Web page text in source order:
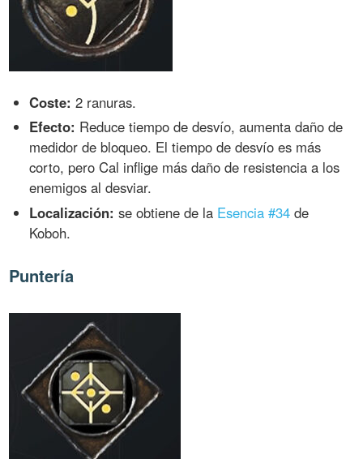
Coste: 2 ranuras.
Efecto: Reduce tiempo de desvío, aumenta daño de
medidor de bloqueo. El tiempo de desvío es más
corto, pero Cal inflige más daño de resistencia a los
enemigos al desviar.
Localización: se obtiene de la Esencia #34 de
Koboh.
Puntería